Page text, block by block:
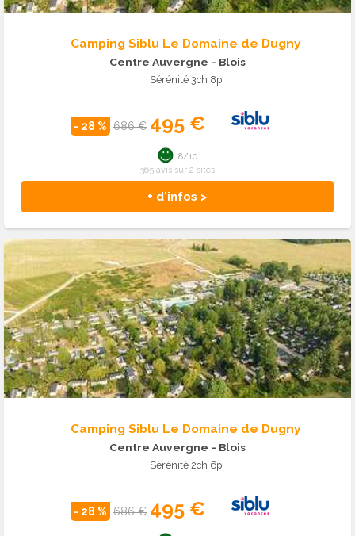
Camping Siblu Le Domaine de Dugny
Centre Auvergne - Blois
Sérénité 3ch 8p
- 28 % 686 € 495 €
+ d'infos >
8/10
365 avis sur 2 sites
Camping Siblu Le Domaine de Dugny
Centre Auvergne - Blois
Sérénité 2ch 6p
- 28 % 686 € 495 €